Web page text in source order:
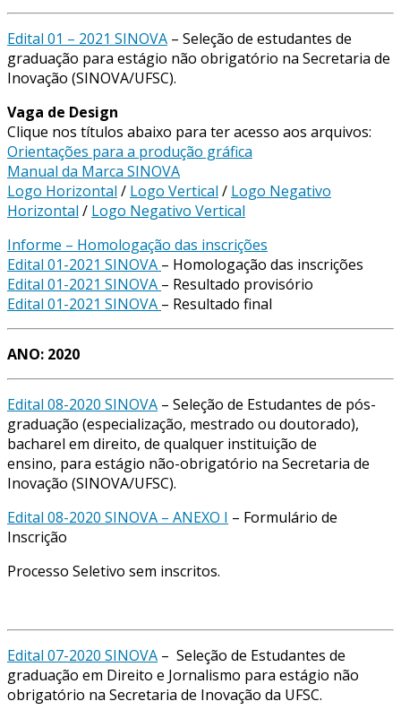
Edital 01 – 2021 SINOVA – Seleção de estudantes de
graduação para estágio não obrigatório na Secretaria de
Inovação (SINOVA/UFSC).
Vaga de Design
Clique nos títulos abaixo para ter acesso aos arquivos:
Orientações para a produção gráfica
Manual da Marca SINOVA
Logo Horizontal / Logo Vertical / Logo Negativo
Horizontal / Logo Negativo Vertical
Informe – Homologação das inscrições
Edital 01-2021 SINOVA – Homologação das inscrições
Edital 01-2021 SINOVA – Resultado provisório
Edital 01-2021 SINOVA – Resultado final
ANO: 2020
Edital 08-2020 SINOVA – Seleção de Estudantes de pós-
graduação (especialização, mestrado ou doutorado),
bacharel em direito, de qualquer instituição de
ensino, para estágio não-obrigatório na Secretaria de
Inovação (SINOVA/UFSC).
Edital 08-2020 SINOVA – ANEXO I – Formulário de
Inscrição
Processo Seletivo sem inscritos.
Edital 07-2020 SINOVA – Seleção de Estudantes de
graduação em Direito e Jornalismo para estágio não
obrigatório na Secretaria de Inovação da UFSC.